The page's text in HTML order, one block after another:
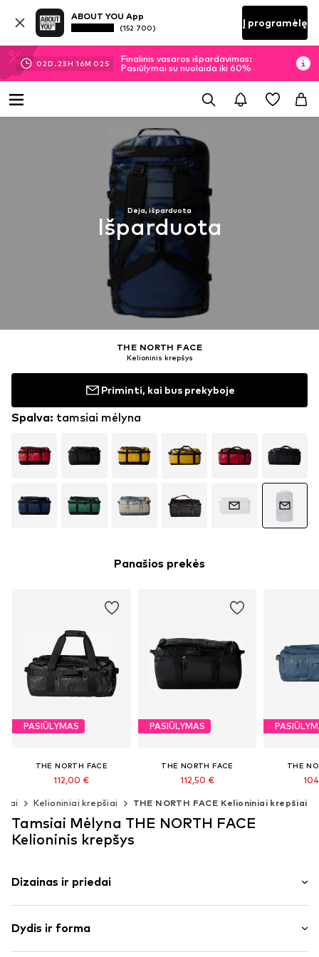
ABOUT YOU App
(152 700) Į programėlę
02D. 23H 16M 02 S
Finalinis vasaros išpardavimas:
Pasiūlymai su nuolaida iki 60%
Deja, išparduota
Išparduota
THE NORTH FACE
Kelioninis krepšys
Priminti, kai bus prekyboje
Spalva: tamsiai mėlyna
Panašios prekės
PASIŪLYMAS
THE NORTH FACE
112,00 €
Paskutinė mažiausia kaina:
Galimi dydžiai: One Size
PASIŪLYMAS
THE NORTH FACE
112,50 €
Paskutinė mažiausia kaina:
THE
Paskutinė
Kelioniniai krepšiai THE NORTH FACE Kelioniniai krepšiai
Tamsiai Mėlyna THE NORTH FACE
Kelioninis krepšys
Dizainas ir priedai
Erdvus pagrindinis skyrius
2 būdų nešimo sistema
Dydis ir forma